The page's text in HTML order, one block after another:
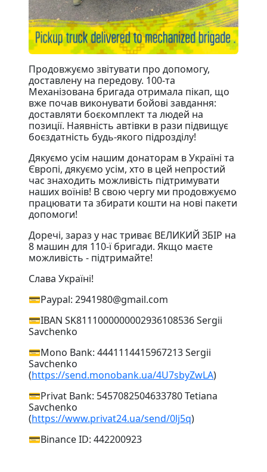
Продовжуємо звітувати про допомогу,
доставлену на передову. 100-та
Механізована бригада отримала пікап, що
вже почав виконувати бойові завдання:
доставляти боєкомплект та людей на
позиції. Наявність автівки в рази підвищує
боєздатність будь-якого підрозділу!
Дякуємо усім нашим донаторам в Україні та
Європі, дякуємо усім, хто в цей непростий
час знаходить можливість підтримувати
наших воїнів! В свою чергу ми продовжуємо
працювати та збирати кошти на нові пакети
допомоги!
Доречі, зараз у нас триває ВЕЛИКИЙ ЗБІР на
8 машин для 110-ї бригади. Якщо маєте
можливість - підтримайте!
Слава Україні!
💳Paypal: 2941980@gmail.com
💳IBAN SK8111000000002936108536 Sergii
Savchenko
💳Mono Bank: 4441114415967213 Sergii
Savchenko
(https://send.monobank.ua/4U7sbyZwLA)
💳Privat Bank: 5457082504633780 Tetiana
Savchenko
(https://www.privat24.ua/send/0lj5q)
💳Binance ID: 442200923